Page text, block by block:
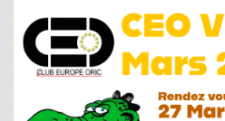
i
n
e
R